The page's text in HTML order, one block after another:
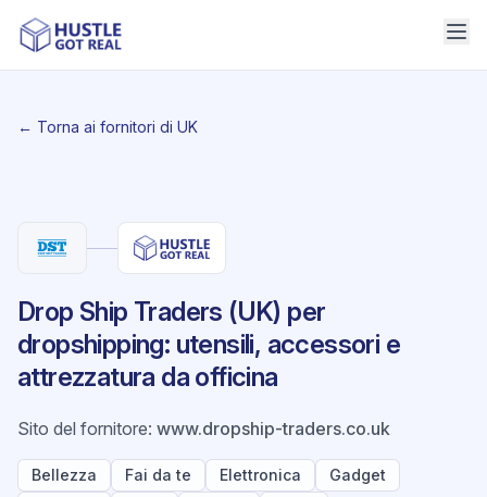
← Torna ai fornitori di UK
Drop Ship Traders (UK) per
dropshipping: utensili, accessori e
attrezzatura da officina
Sito del fornitore: www.dropship-traders.co.uk
Bellezza Fai da te Elettronica
Gadget